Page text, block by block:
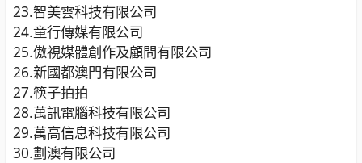
23.智美雲科技有限公司
24.童行傳媒有限公司
25.傲視媒體創作及顧問有限公司
26.新國都澳門有限公司
27.筷子拍拍
28.萬訊電腦科技有限公司
29.萬高信息科技有限公司
30.劃澳有限公司